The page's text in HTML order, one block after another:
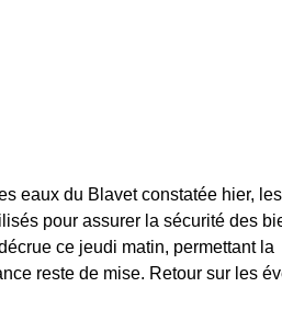
eaux du Blavet constatée hier,
pour assurer la sécurité des
ce jeudi matin, permettant la
reste de mise. Retour sur les